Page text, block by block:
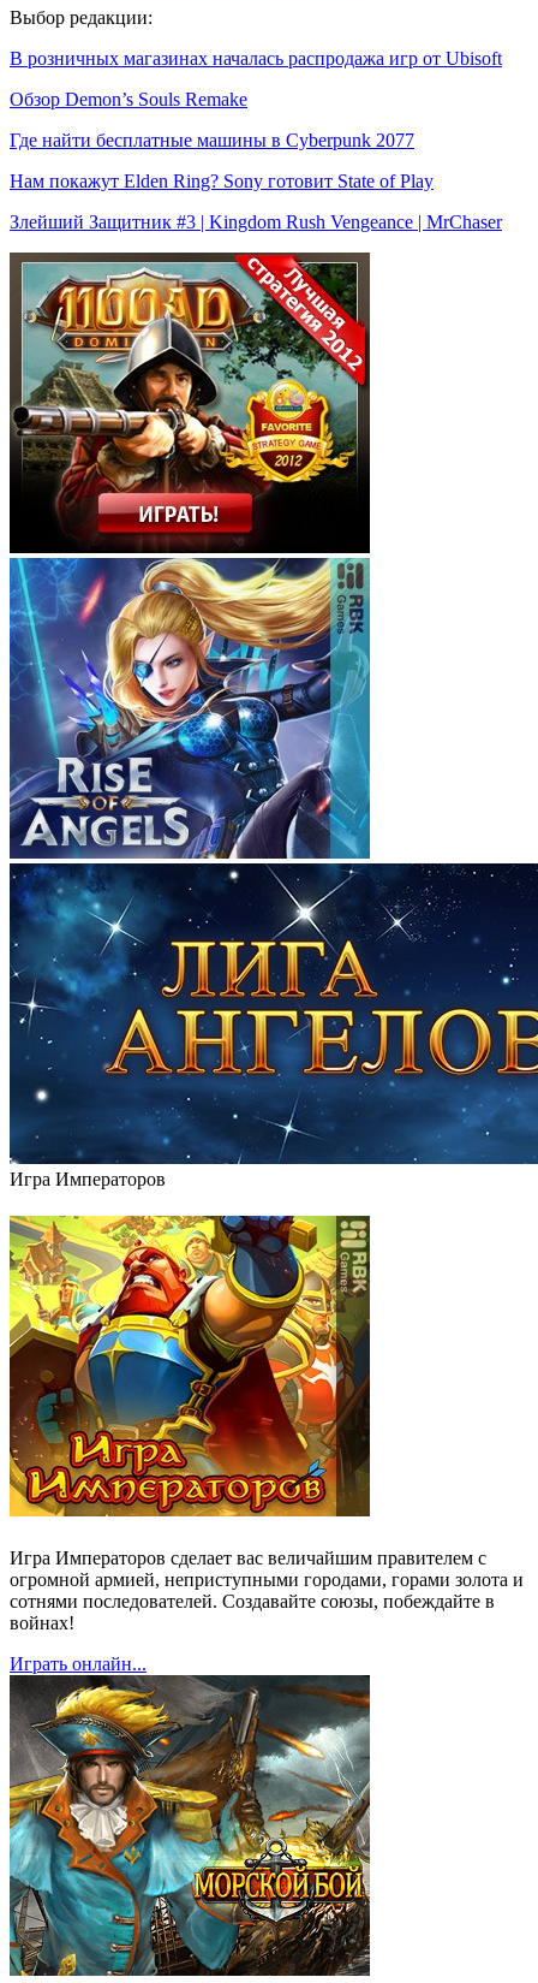
Выбор редакции:
В розничных магазинах началась распродажа игр от Ubisoft
Обзор Demon’s Souls Remake
Где найти бесплатные машины в Cyberpunk 2077
Нам покажут Elden Ring? Sony готовит State of Play
Злейший Защитник #3 | Kingdom Rush Vengeance | MrChaser
Игра Императоров
Игра Императоров сделает вас величайшим правителем с
огромной армией, неприступными городами, горами золота и
сотнями последователей. Создавайте союзы, побеждайте в
войнах!
Играть онлайн...